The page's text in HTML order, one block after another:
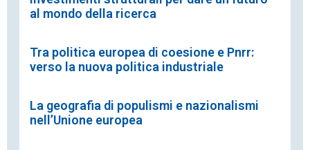
al mondo della ricerca
Tra politica europea di coesione e Pnrr:
verso la nuova politica industriale
La geografia di populismi e nazionalismi
nell’Unione europea